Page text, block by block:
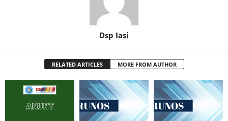
Dsp Iasi
RELATED ARTICLES MORE FROM AUTHOR